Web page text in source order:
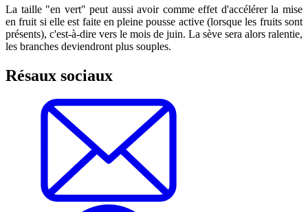
La taille "en vert" peut aussi avoir comme effet d'accélérer la mise
en fruit si elle est faite en pleine pousse active (lorsque les fruits sont
présents), c'est-à-dire vers le mois de juin. La sève sera alors ralentie,
les branches deviendront plus souples.
Résaux sociaux